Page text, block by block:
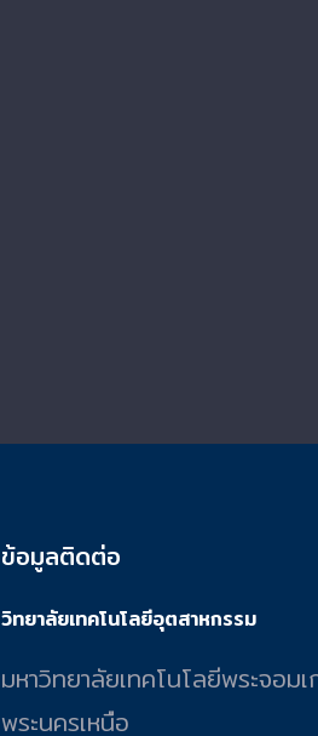
ข้อมูลติดต่อ
วิทยาลัยเทคโนโลยีอุตสาหกรรม
มหาวิทยาลัยเทคโนโลยีพระจอมเ
พระนครเหนือ